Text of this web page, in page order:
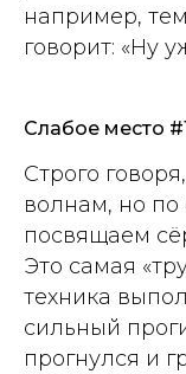
например,
говорит: «Ну
Слабое место
Строго
волнам, но по
посвящаем
Это самая
техника
сильный
прогнулся и